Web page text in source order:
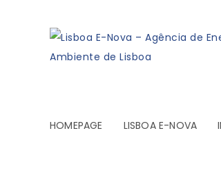
HOMEPAGE LISBOA E-NOVA